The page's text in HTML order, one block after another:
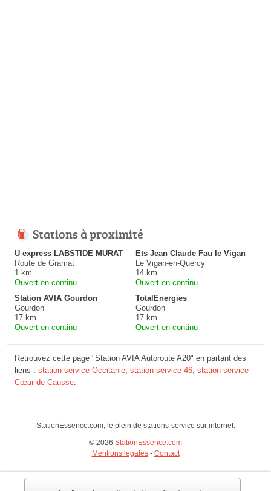
Stations à proximité
U express LABSTIDE MURAT
Route de Gramat
1 km
Ouvert en continu
Ets Jean Claude Fau le Vigan
Le Vigan-en-Quercy
14 km
Ouvert en continu
Station AVIA Gourdon
Gourdon
17 km
Ouvert en continu
TotalEnergies
Gourdon
17 km
Ouvert en continu
Retrouvez cette page "Station AVIA Autoroute A20" en partant des
liens : station-service Occitanie, station-service 46, station-service
Cœur-de-Causse.
StationEssence.com, le plein de stations-service sur internet.
© 2026 StationEssence.com
Mentions légales- Contact